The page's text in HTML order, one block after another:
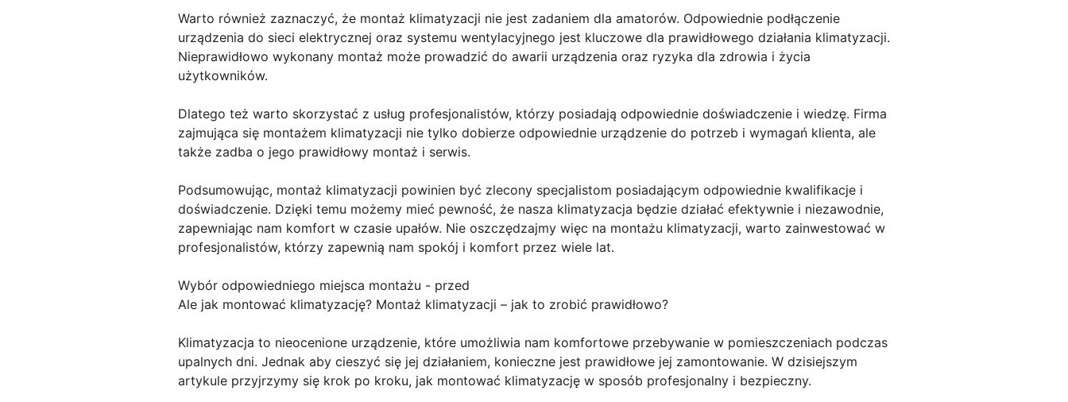
Warto również zaznaczyć, że montaż klimatyzacji nie jest zadaniem dla amatorów. Odpowiednie podłączenie
urządzenia do sieci elektrycznej oraz systemu wentylacyjnego jest kluczowe dla prawidłowego działania klimatyzacji.
Nieprawidłowo wykonany montaż może prowadzić do awarii urządzenia oraz ryzyka dla zdrowia i życia
użytkowników.
Dlatego też warto skorzystać z usług profesjonalistów, którzy posiadają odpowiednie doświadczenie i wiedzę. Firma
zajmująca się montażem klimatyzacji nie tylko dobierze odpowiednie urządzenie do potrzeb i wymagań klienta, ale
także zadba o jego prawidłowy montaż i serwis.
Podsumowując, montaż klimatyzacji powinien być zlecony specjalistom posiadającym odpowiednie kwalifikacje i
doświadczenie. Dzięki temu możemy mieć pewność, że nasza klimatyzacja będzie działać efektywnie i niezawodnie,
zapewniając nam komfort w czasie upałów. Nie oszczędzajmy więc na montażu klimatyzacji, warto zainwestować w
profesjonalistów, którzy zapewnią nam spokój i komfort przez wiele lat.
Wybór odpowiedniego miejsca montażu - przed
Ale jak montować klimatyzację? Montaż klimatyzacji – jak to zrobić prawidłowo?
Klimatyzacja to nieocenione urządzenie, które umożliwia nam komfortowe przebywanie w pomieszczeniach podczas
upalnych dni. Jednak aby cieszyć się jej działaniem, konieczne jest prawidłowe jej zamontowanie. W dzisiejszym
artykule przyjrzymy się krok po kroku, jak montować klimatyzację w sposób profesjonalny i bezpieczny.